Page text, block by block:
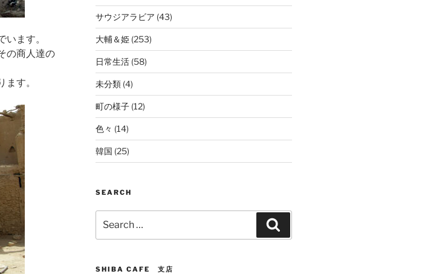
ます。
の商人達の
す。
サウジアラビア (43)
大輔＆姫(253)
日常生活(58)
未分類(4)
町の様子(12)
色々 (14)
韓国 (25)
SEARCH
for:
SHIBA CAFE 支店